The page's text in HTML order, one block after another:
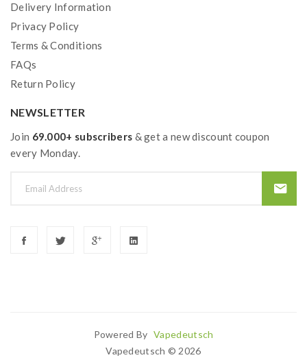
Delivery Information
Privacy Policy
Terms & Conditions
FAQs
Return Policy
NEWSLETTER
Join 69.000+ subscribers & get a new discount coupon
every Monday.
Powered By
Casino Slots Uk78win78 Win
Vapedeutsch
Vapedeutsch © 2026